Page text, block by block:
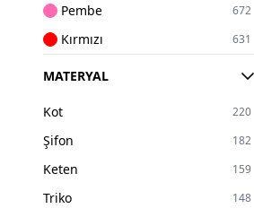
Göğüs Dekolteli 24
Transparan 23
Üçlü 22
Blazer 20
Kapitone 5
Jogger 3
Pembe 672
Kırmızı 631
Lacivert
MATERYAL
Kot 220
Şifon 182
Keten 159
Triko 148